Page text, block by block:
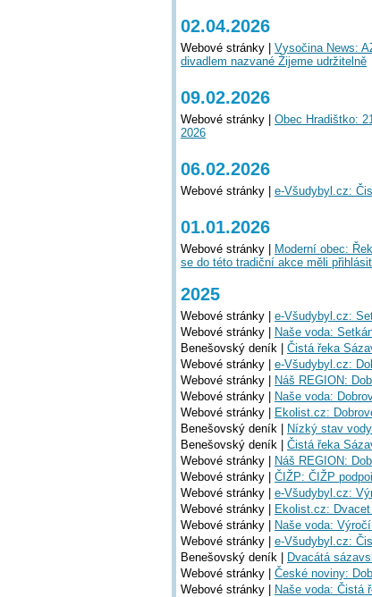
02.04.2026
Webové stránky | Vysočina News:
divadlem nazvané Žijeme udržitelně
09.02.2026
Webové stránky | Obec Hradištko:
2026
06.02.2026
Webové stránky | e-Všudybyl.cz:
01.01.2026
Webové stránky |
Moderní obec:
se do této tradiční akce měli
2025
Webové stránky | e-Všudybyl.cz:
Webové stránky |
Naše voda:
Benešovský deník | Čistá řeka
Webové stránky | e-Všudybyl.cz:
Webové stránky |
Náš REGION:
Webové stránky |
Naše voda:
Webové stránky |
Ekolist.cz:
Benešovský deník |
Nízký stav
Benešovský deník | Čistá řeka
Webové stránky |
Náš REGION:
Webové stránky | ČIŽP: ČIŽP
Webové stránky | e-Všudybyl.cz:
Webové stránky |
Ekolist.cz:
Webové stránky |
Naše voda:
Webové stránky | e-Všudybyl.cz:
Benešovský deník |
Dvacátá
Webové stránky | České noviny:
Webové stránky |
Naše voda: Čistá